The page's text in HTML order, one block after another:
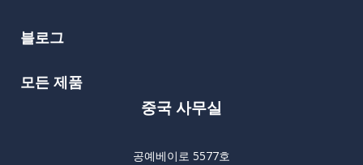
블로그
모든 제품
중국 사무실
공예베이로 5577호